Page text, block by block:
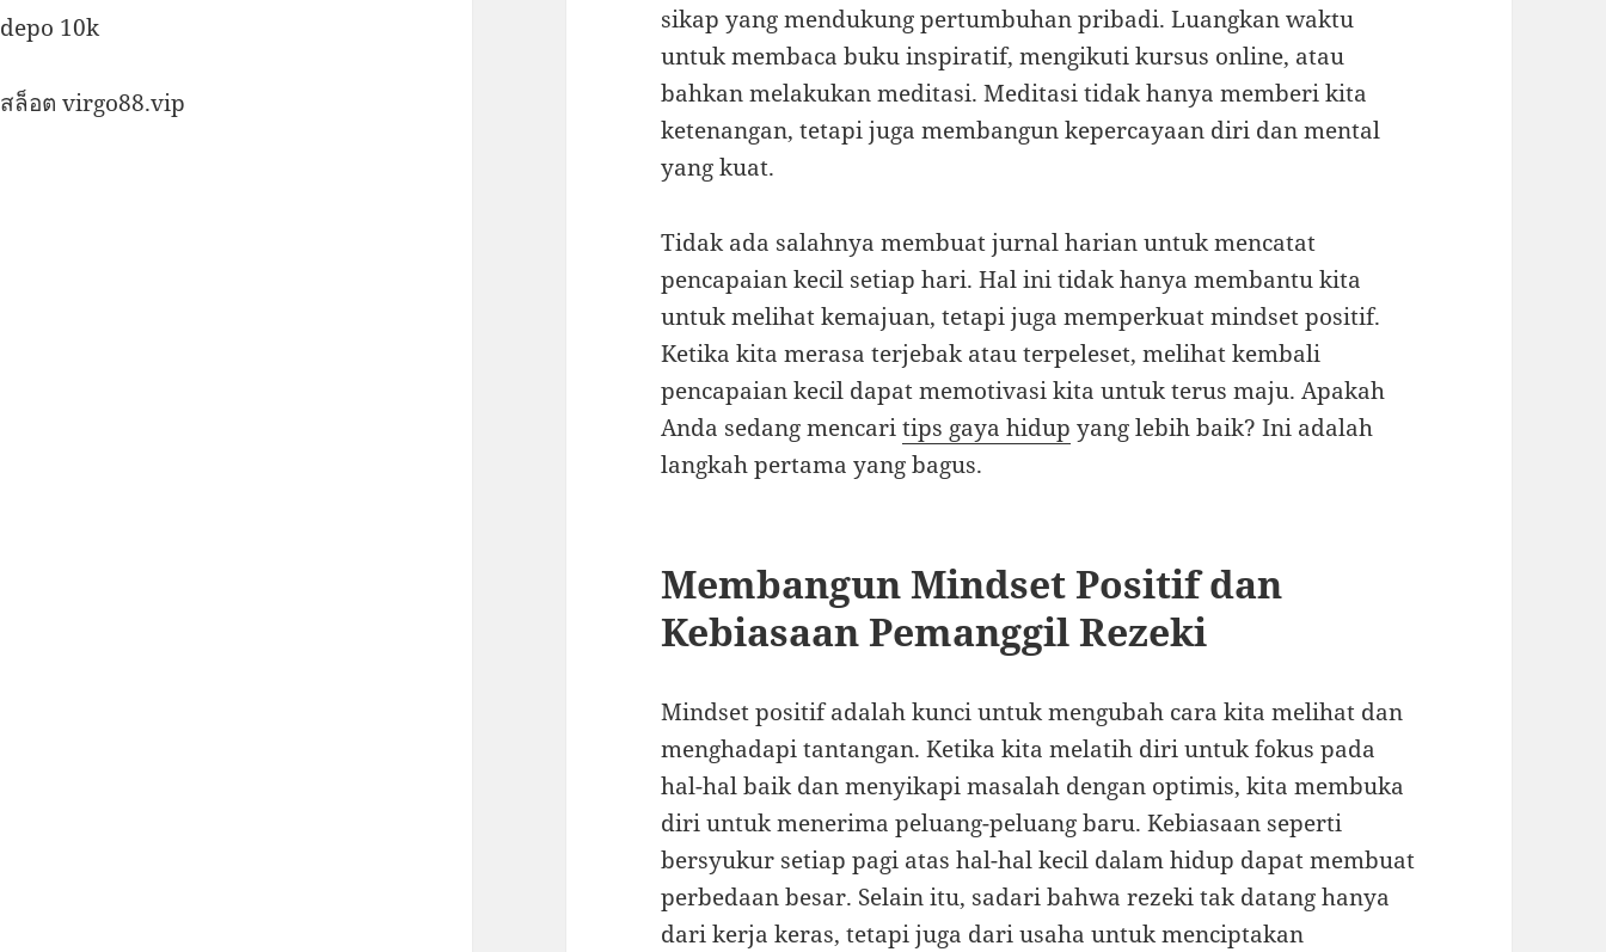
depo 10k
สล็อต virgo88.vip
sikap yang mendukung pertumbuhan pribadi. Luangkan waktu
untuk membaca buku inspiratif, mengikuti kursus online, atau
bahkan melakukan meditasi. Meditasi tidak hanya memberi kita
ketenangan, tetapi juga membangun kepercayaan diri dan mental
yang kuat.
Tidak ada salahnya membuat jurnal harian untuk mencatat
pencapaian kecil setiap hari. Hal ini tidak hanya membantu kita
untuk melihat kemajuan, tetapi juga memperkuat mindset positif.
Ketika kita merasa terjebak atau terpeleset, melihat kembali
pencapaian kecil dapat memotivasi kita untuk terus maju. Apakah
Anda sedang mencaritips gaya hidup yang lebih baik? Ini adalah
langkah pertama yang bagus.
Membangun Mindset Positif dan
Kebiasaan Pemanggil Rezeki
Mindset positif adalah kunci untuk mengubah cara kita melihat dan
menghadapi tantangan. Ketika kita melatih diri untuk fokus pada
hal-hal baik dan menyikapi masalah dengan optimis, kita membuka
diri untuk menerima peluang-peluang baru. Kebiasaan seperti
bersyukur setiap pagi atas hal-hal kecil dalam hidup dapat membuat
perbedaan besar. Selain itu, sadari bahwa rezeki tak datang hanya
dari kerja keras, tetapi juga dari usaha untuk menciptakan